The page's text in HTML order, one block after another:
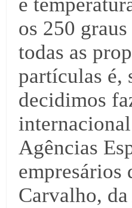
e
os 250
todas as
partículas é,
decidimos
Agências
empresários
Carvalho,